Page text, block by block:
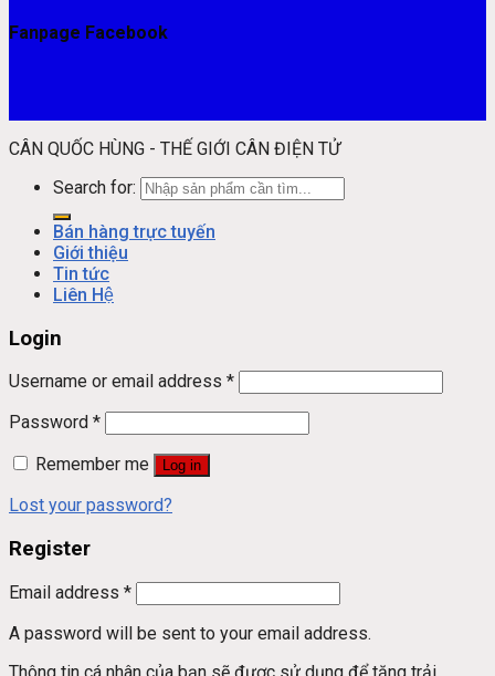
Fanpage Facebook
CÂN QUỐC HÙNG - THẾ GIỚI CÂN ĐIỆN TỬ
Search for:
Bán hàng trực tuyến
Giới thiệu
Tin tức
Liên Hệ
Login
Username or email address *
Password *
Remember me
Log in
Lost your password?
Register
Email address *
A password will be sent to your email address.